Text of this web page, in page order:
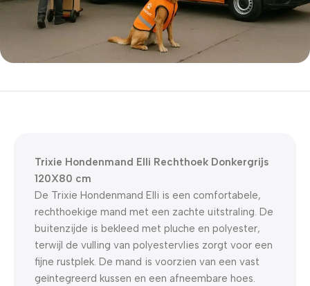
5% korting met code
Trixie Hondenmand Elli Rechthoek Donkergrijs
120X80 cm
De Trixie Hondenmand Elli is een comfortabele,
rechthoekige mand met een zachte uitstraling. De
buitenzijde is bekleed met pluche en polyester,
terwijl de vulling van polyestervlies zorgt voor een
fijne rustplek. De mand is voorzien van een vast
geïntegreerd kussen en een afneembare hoes.